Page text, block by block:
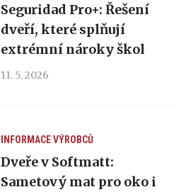
Seguridad Pro+: Řešení
dveří, které splňují
extrémní nároky škol
11. 5. 2026
INFORMACE VÝROBCŮ
Dveře v Softmatt:
Sametový mat pro oko i